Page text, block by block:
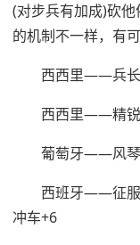
(对步兵有加成)砍
的机制不一样，有
西西里——兵长
西西里——精锐
葡萄牙——风琴
西班牙——征服
冲车+6